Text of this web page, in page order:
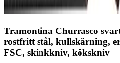
Tramontina Churrasco
rostfritt stål, kullskärning,
FSC, skinkkniv, kökskniv